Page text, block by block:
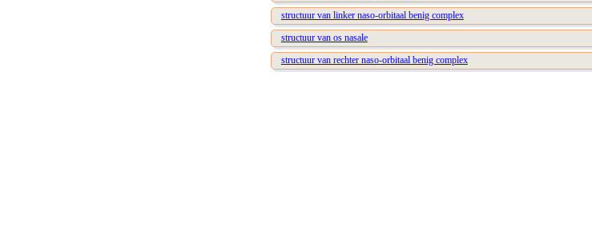
structuur van linker naso-orbitaal benig complex
structuur van os nasale
structuur van rechter naso-orbitaal benig complex